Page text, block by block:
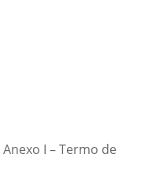
I – Termo de